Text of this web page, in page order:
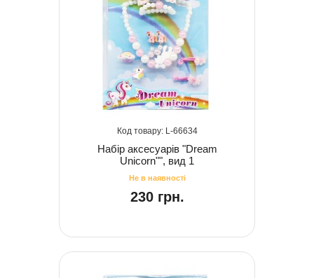
66634
Набір аксесуарів "Dream
Unicorn"", вид 1
230 грн.